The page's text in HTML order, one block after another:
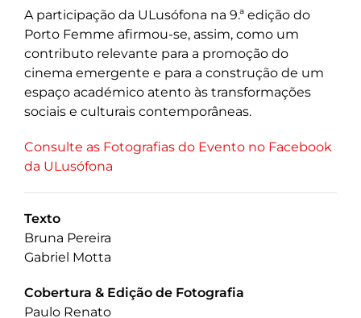
A participação da ULusófona na 9.ª edição do
Porto Femme afirmou-se, assim, como um
contributo relevante para a promoção do
cinema emergente e para a construção de um
espaço académico atento às transformações
sociais e culturais contemporâneas.
Consulte as Fotografias do Evento no Facebook
da ULusófona
Texto
Bruna Pereira
Gabriel Motta
Cobertura & Edição de Fotografia
Paulo Renato